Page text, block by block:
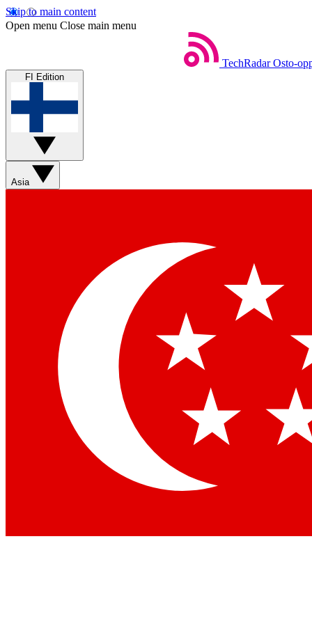
Skip to main content
Open menu Close main menu
TechRadar Osto-
FI Edition
Asia